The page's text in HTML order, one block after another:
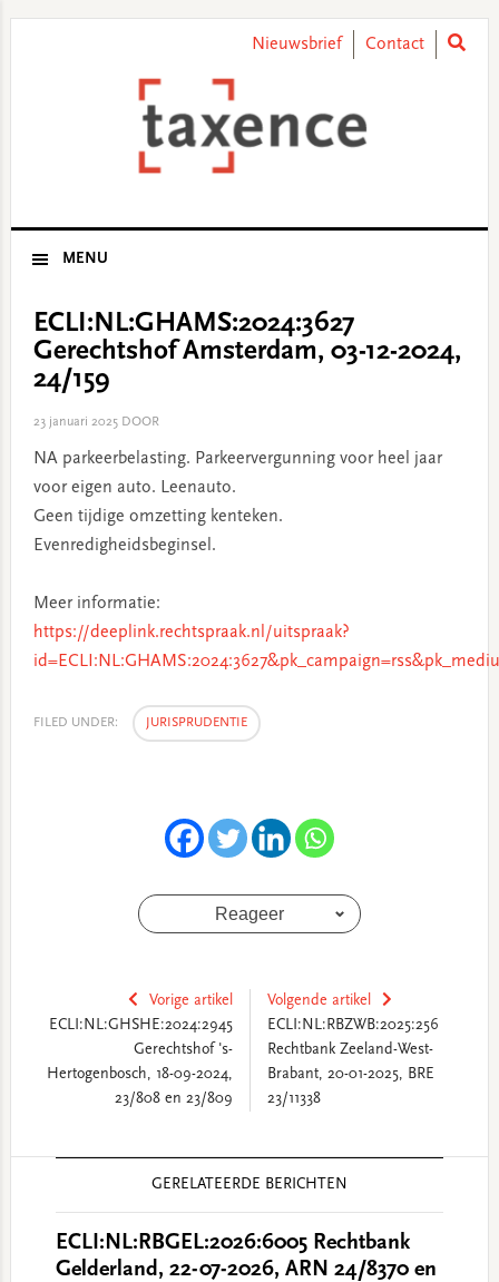
Nieuwsbrief Contact
MENU
ECLI:NL:GHAMS:2024:3627
Gerechtshof Amsterdam, 03-12-2024,
24/159
23 januari 2025DOOR
NA parkeerbelasting. Parkeervergunning voor heel jaar
voor eigen auto. Leenauto.
Geen tijdige omzetting kenteken.
Evenredigheidsbeginsel.
Meer informatie:
https://deeplink.rechtspraak.nl/uitspraak?
FILED UNDER: JURISPRUDENTIE
Reageer
Vorige artikel
ECLI:NL:GHSHE:2024:2945
Gerechtshof 's-
Hertogenbosch, 18-09-2024,
23/808 en 23/809
Volgende artikel
ECLI:NL:RBZWB:2025:256
Rechtbank Zeeland-West-
Brabant, 20-01-2025, BRE
23/11338
GERELATEERDE BERICHTEN
ECLI:NL:RBGEL:2026:6005 Rechtbank
Gelderland, 22-07-2026, ARN 24/8370 en